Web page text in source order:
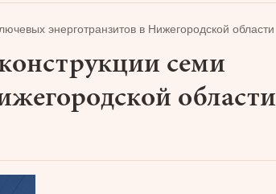
энерготранзитов в Нижегородской области
семи
области